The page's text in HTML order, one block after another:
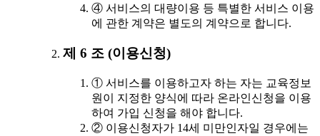
④ 서비스의 대량이용 등 특별한 서비스 이용
에 관한 계약은 별도의 계약으로 합니다.
제 6 조 (이용신청)
① 서비스를 이용하고자 하는 자는 교육정보
원이 지정한 양식에 따라 온라인신청을 이용
하여 가입 신청을 해야 합니다.
② 이용신청자가 14세 미만인자일 경우에는